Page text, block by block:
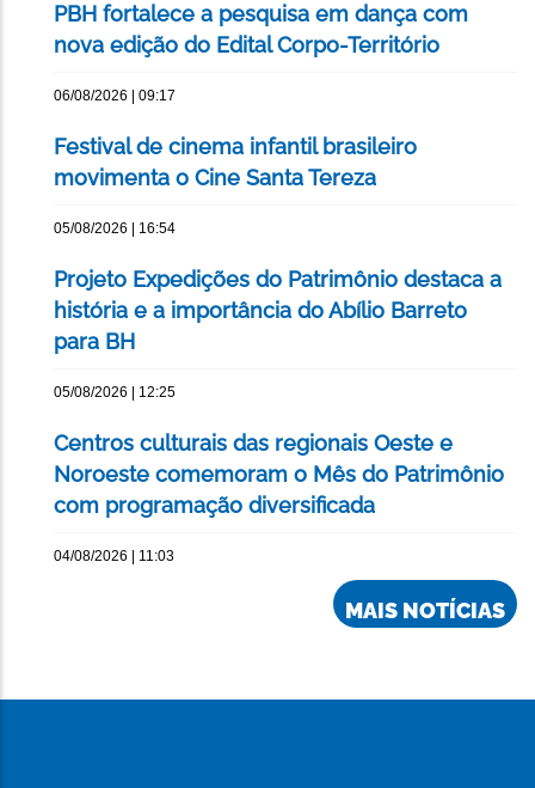
PBH fortalece a pesquisa em dança com
nova edição do Edital Corpo-Território
06/08/2026 | 09:17
Festival de cinema infantil brasileiro
movimenta o Cine Santa Tereza
05/08/2026 | 16:54
Projeto Expedições do Patrimônio destaca a
história e a importância do Abílio Barreto
para BH
05/08/2026 | 12:25
Centros culturais das regionais Oeste e
Noroeste comemoram o Mês do Patrimônio
com programação diversificada
04/08/2026 | 11:03
MAIS NOTÍCIAS